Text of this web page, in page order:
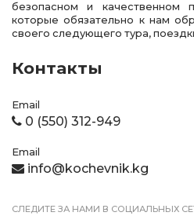
безопасном и качественном
которые обязательно к нам
своего следующего тура,
Контакты
Email
0 (550) 312-949
Email
info@kochevnik.kg
СЛЕДИТЕ ЗА НАМИ В СОЦИАЛЬНЫХ